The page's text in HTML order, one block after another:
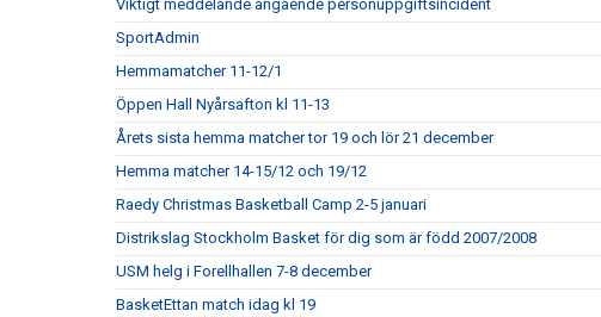
Viktigt meddelande angående personuppgiftsincident
SportAdmin
Hemmamatcher 11-12/1
Öppen Hall Nyårsafton kl 11-13
Årets sista hemma matcher tor 19 och lör 21 december
Hemma matcher 14-15/12 och 19/12
Raedy Christmas Basketball Camp 2-5 januari
Distrikslag Stockholm Basket för dig som är född 2007/2008
USM helg i Forellhallen 7-8 december
BasketEttan match idag kl 19